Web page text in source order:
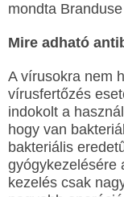
mondta
Mire adható
A vírusokra nem
vírusfertőzés
indokolt a
hogy van
bakteriális
gyógykezelésére
kezelés csak